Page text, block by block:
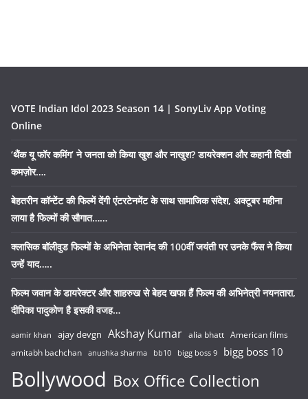
VOTE Indian Idol 2023 Season 14 | SonyLiv App Voting
Online
‘थैंक यू फॉर कमिंग’ ने जनता को किया खुश और नाखुश? डायरेक्शन और कहानी दिखी
कमज़ोर….
बेहतरीन कॉन्टेंट की फिल्में देंगी एंटरटेनमेंट के साथ सामाजिक संदेश, अक्टूबर महीना
लाया है फिल्मों की सौगात……
क्लासिक बॉलीवुड फिल्मों के अभिनेता देवानंद की 100वीं जयंती पर उनके फैंस ने किया
उन्हें याद…..
फिल्म जवान के डायरेक्टर और शाहरुख से बेहद खफा हैं फिल्म की अभिनेत्री नयनतारा,
दीपिका पादुकोण है इसकी वजह…
aamir khan ajay devgn Akshay Kumar alia bhatt American films
amitabh bachchan anushka sharma bb10 bigg boss 9 bigg boss 10
Bollywood Box Office Collection